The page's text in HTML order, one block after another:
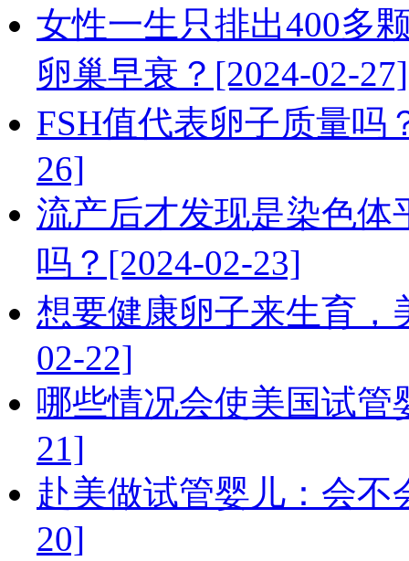
女性一生只排出400多
卵巢早衰？[2024-02-27]
FSH值代表卵子质量吗
26]
流产后才发现是染色体
吗？[2024-02-23]
想要健康卵子来生育，
02-22]
哪些情况会使美国试管
21]
赴美做试管婴儿：会不
20]